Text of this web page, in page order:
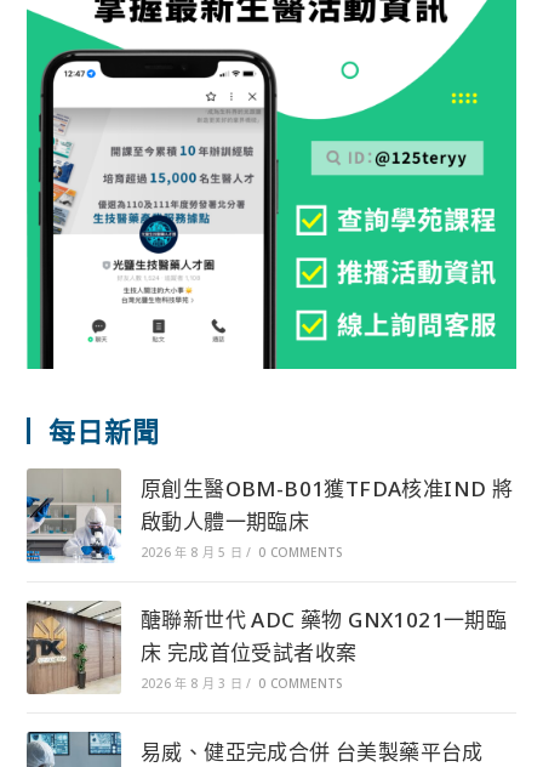
每日新聞
原創生醫OBM-B01獲TFDA核准IND 將
啟動人體一期臨床
2026 年 8 月 5 日 / 0 COMMENTS
醣聯新世代 ADC 藥物 GNX1021一期臨
床 完成首位受試者收案
2026 年 8 月 3 日 / 0 COMMENTS
易威、健亞完成合併 台美製藥平台成